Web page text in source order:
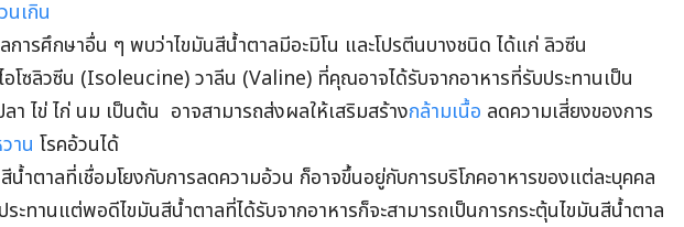
นเกิน
ารศึกษาอื่น ๆ พบว่าไขมันสีน้ำตาลมีอะมิโน และโปรตีนบางชนิด ได้แก่ ลิวซีน
โซลิวซีน (Isoleucine) วาลีน (Valine) ที่คุณอาจได้รับจากอาหารที่รับประทานเป็น
ลา ไข่ ไก่ นม เป็นต้น อาจสามารถส่งผลให้เสริมสร้างกล้ามเนื้อ ลดความเสี่ยงของการ
าน โรคอ้วนได้
น้ำตาลที่เชื่อมโยงกับการลดความอ้วน ก็อาจขึ้นอยู่กับการบริโภคอาหารของแต่ละบุคคล
ระทานแต่พอดีไขมันสีน้ำตาลที่ได้รับจากอาหารก็จะสามารถเป็นการกระตุ้นไขมันสีน้ำตาล